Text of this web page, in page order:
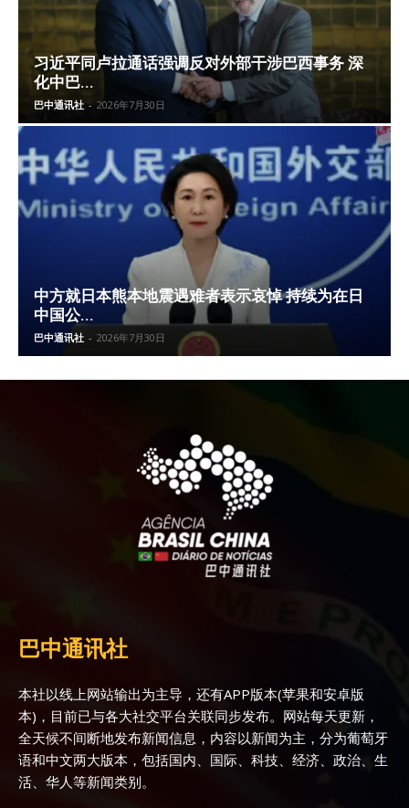
习近平同卢拉通话强调反对外部干涉巴西事务 深
化中巴...
巴中通讯社 - 2026年7月30日
中方就日本熊本地震遇难者表示哀悼 持续为在日
中国公...
巴中通讯社 - 2026年7月30日
巴中通讯社
本社以线上网站输出为主导，还有APP版本(苹果和安卓版
本)，目前已与各大社交平台关联同步发布。网站每天更新，
全天候不间断地发布新闻信息，内容以新闻为主，分为葡萄牙
语和中文两大版本，包括国内、国际、科技、经济、政治、生
活、华人等新闻类别。